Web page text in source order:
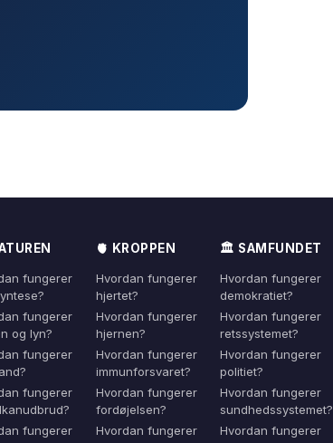
fungerer
fungerer
og lyn?
fungerer
fungerer
fungerer
🫀 KROPPEN
Hvordan fungerer
hjertet?
Hvordan fungerer
hjernen?
Hvordan fungerer
immunforsvaret?
Hvordan fungerer
fordøjelsen?
Hvordan fungerer
🏛️ SAMFUNDET
Hvordan fungerer
demokratiet?
Hvordan fungerer
retssystemet?
Hvordan fungerer
politiet?
Hvordan fungerer
sundhedssystemet?
Hvordan fungerer